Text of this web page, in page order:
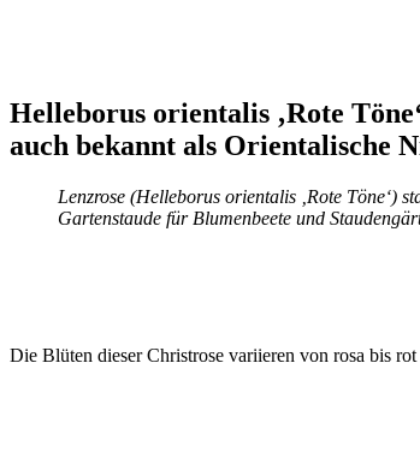
Helleborus orientalis ‚Rote
auch bekannt als Orientalische
Lenzrose (Helleborus orientalis ‚Rote Töne‘)
Gartenstaude für Blumenbeete und
Die Blüten dieser Christrose variieren von rosa bis